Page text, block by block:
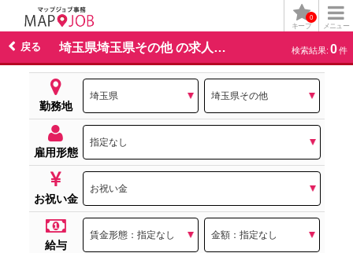
メニュー
キープ
0
埼玉県埼玉県その他 の求人一覧
戻る 検索結果: 0件
勤務地
雇用形態
お祝い金
給与